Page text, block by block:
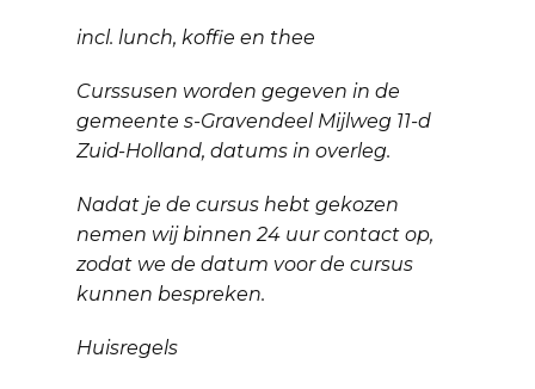
incl. lunch, koffie en thee
Curssusen worden gegeven in de
gemeente s-Gravendeel Mijlweg 11-d
Zuid-Holland, datums in overleg.
Nadat je de cursus hebt gekozen
nemen wij binnen 24 uur contact op,
zodat we de datum voor de cursus
kunnen bespreken.
Huisregels